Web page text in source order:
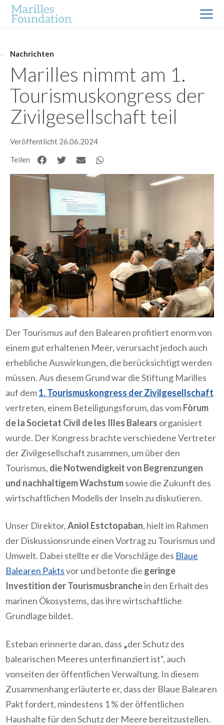
Nachrichten
Marilles nimmt am 1.
Tourismuskongress der
Zivilgesellschaft teil
Veröffentlicht 26.06.2024
Teilen
Der Tourismus auf den Balearen profitiert enorm von
einem gut erhaltenen Meer, verursacht jedoch auch
erhebliche Auswirkungen, die berücksichtigt werden
müssen. Aus diesem Grund war die Stiftung Marilles
auf dem1. Tourismuskongress der Zivilgesellschaft
vertreten, einem Beteiligungsforum, das vomFòrum
de la Societat Civil de les Illes Balears organisiert
wurde. Der Kongress brachte verschiedene Vertreter
der Zivilgesellschaft zusammen, um über den
Tourismus, die Notwendigkeit von Begrenzungen
und nachhaltigem Wachstumsowie die Zukunft des
wirtschaftlichen Modells der Inseln zu diskutieren.
Unser Direktor,Aniol Estctopaban, hielt im Rahmen
der Diskussionsrunde einen Vortrag zu Tourismus und
Umwelt. Dabei stellte er die Vorschläge des Blaue
Balearen Paktsvor und betonte die geringe
Investition der Tourismusbranchein den Erhalt des
marinen Ökosystems, das ihre wirtschaftliche
Grundlage bildet.
Esteban erinnerte daran, dass „der Schutz des
balearischen Meeres unterfinanziert ist“, auch
vonseiten der öffentlichen Verwaltung. In diesem
Zusammenhang erläuterte er, dass der Blaue Balearen
Pakt fordert, mindestens 1 % der öffentlichen
Haushalte für den Schutz der Meere bereitzustellen.